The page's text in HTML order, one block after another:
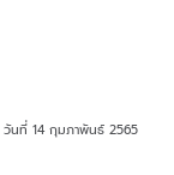
วันที่ 14 กุมภาพันธ์ 2565